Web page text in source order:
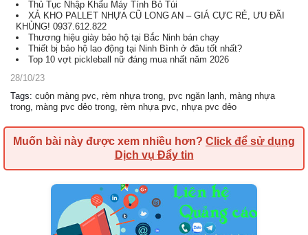
Thủ Tục Nhập Khẩu Máy Tính Bỏ Túi
XẢ KHO PALLET NHỰA CŨ LONG AN – GIÁ CỰC RẺ, ƯU ĐÃI
KHỦNG! 0937.612.822
Thương hiệu giày bảo hộ tại Bắc Ninh bán chạy
Thiết bị bảo hộ lao động tại Ninh Bình ở đâu tốt nhất?
Top 10 vợt pickleball nữ đáng mua nhất năm 2026
28/10/23
Tags: cuộn màng pvc, rèm nhựa trong, pvc ngăn lạnh, màng nhựa
trong, màng pvc dẻo trong, rèm nhựa pvc, nhựa pvc dẻo
Muốn bài này được xem nhiều hơn? Click để sử dụng
Dịch vụ Đẩy tin